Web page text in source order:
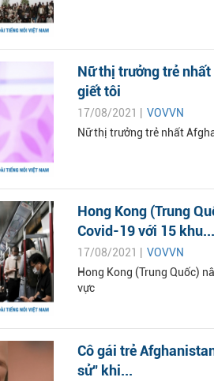
Nữ thị trưởng trẻ
giết tôi
17/08/2021 | VOVVN
Nữ thị trưởng trẻ nhất
Hong Kong (Trung
Covid-19 với 15 khu...
17/08/2021 | VOVVN
Hong Kong (Trung Quốc)
vực
Cô gái trẻ
sử" khi...